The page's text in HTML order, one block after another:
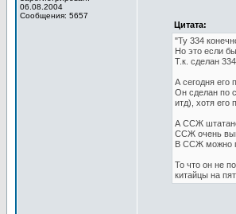
06.08.2004
Сообщения: 5657
Цитата:
"Ту 334
Но это если
Т.к. сделан
А сегодня его
Он сделан по
итд), хотя его
А ССЖ
ССЖ очень
В ССЖ можно
То что он не
китайцы на